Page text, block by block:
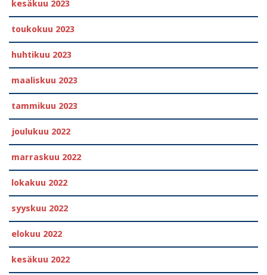
kesäkuu 2023
toukokuu 2023
huhtikuu 2023
maaliskuu 2023
tammikuu 2023
joulukuu 2022
marraskuu 2022
lokakuu 2022
syyskuu 2022
elokuu 2022
kesäkuu 2022